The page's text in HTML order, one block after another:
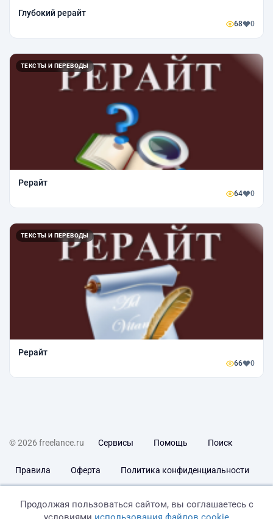
Глубокий рерайт
68 0
ТЕКСТЫ И ПЕРЕВОДЫ
Рерайт
64 0
ТЕКСТЫ И ПЕРЕВОДЫ
Рерайт
66 0
© 2026 freelance.ru Сервисы Помощь Поиск
Правила Оферта Политика конфиденциальности
Продолжая пользоваться сайтом, вы соглашаетесь с